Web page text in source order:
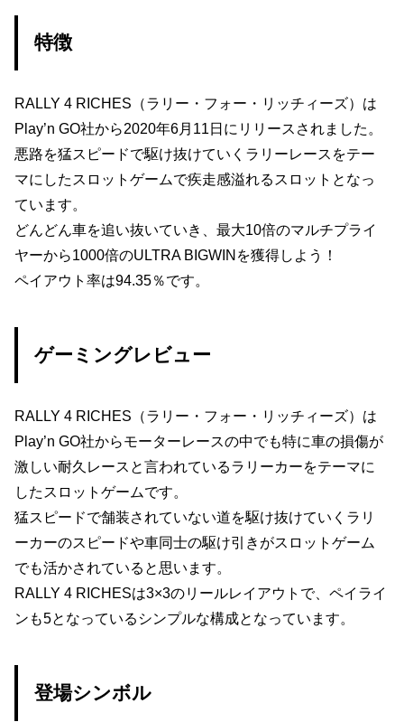
特徴
RALLY 4 RICHES（ラリー・フォー・リッチィーズ）は
Play’n GO社から2020年6月11日にリリースされました。
悪路を猛スピードで駆け抜けていくラリーレースをテー
マにしたスロットゲームで疾走感溢れるスロットとなっ
ています。
どんどん車を追い抜いていき、最大10倍のマルチプライ
ヤーから1000倍のULTRA BIGWINを獲得しよう！
ペイアウト率は94.35％です。
ゲーミングレビュー
RALLY 4 RICHES（ラリー・フォー・リッチィーズ）は
Play’n GO社からモーターレースの中でも特に車の損傷が
激しい耐久レースと言われているラリーカーをテーマに
したスロットゲームです。
猛スピードで舗装されていない道を駆け抜けていくラリ
ーカーのスピードや車同士の駆け引きがスロットゲーム
でも活かされていると思います。
RALLY 4 RICHESは3×3のリールレイアウトで、ペイライ
ンも5となっているシンプルな構成となっています。
登場シンボル